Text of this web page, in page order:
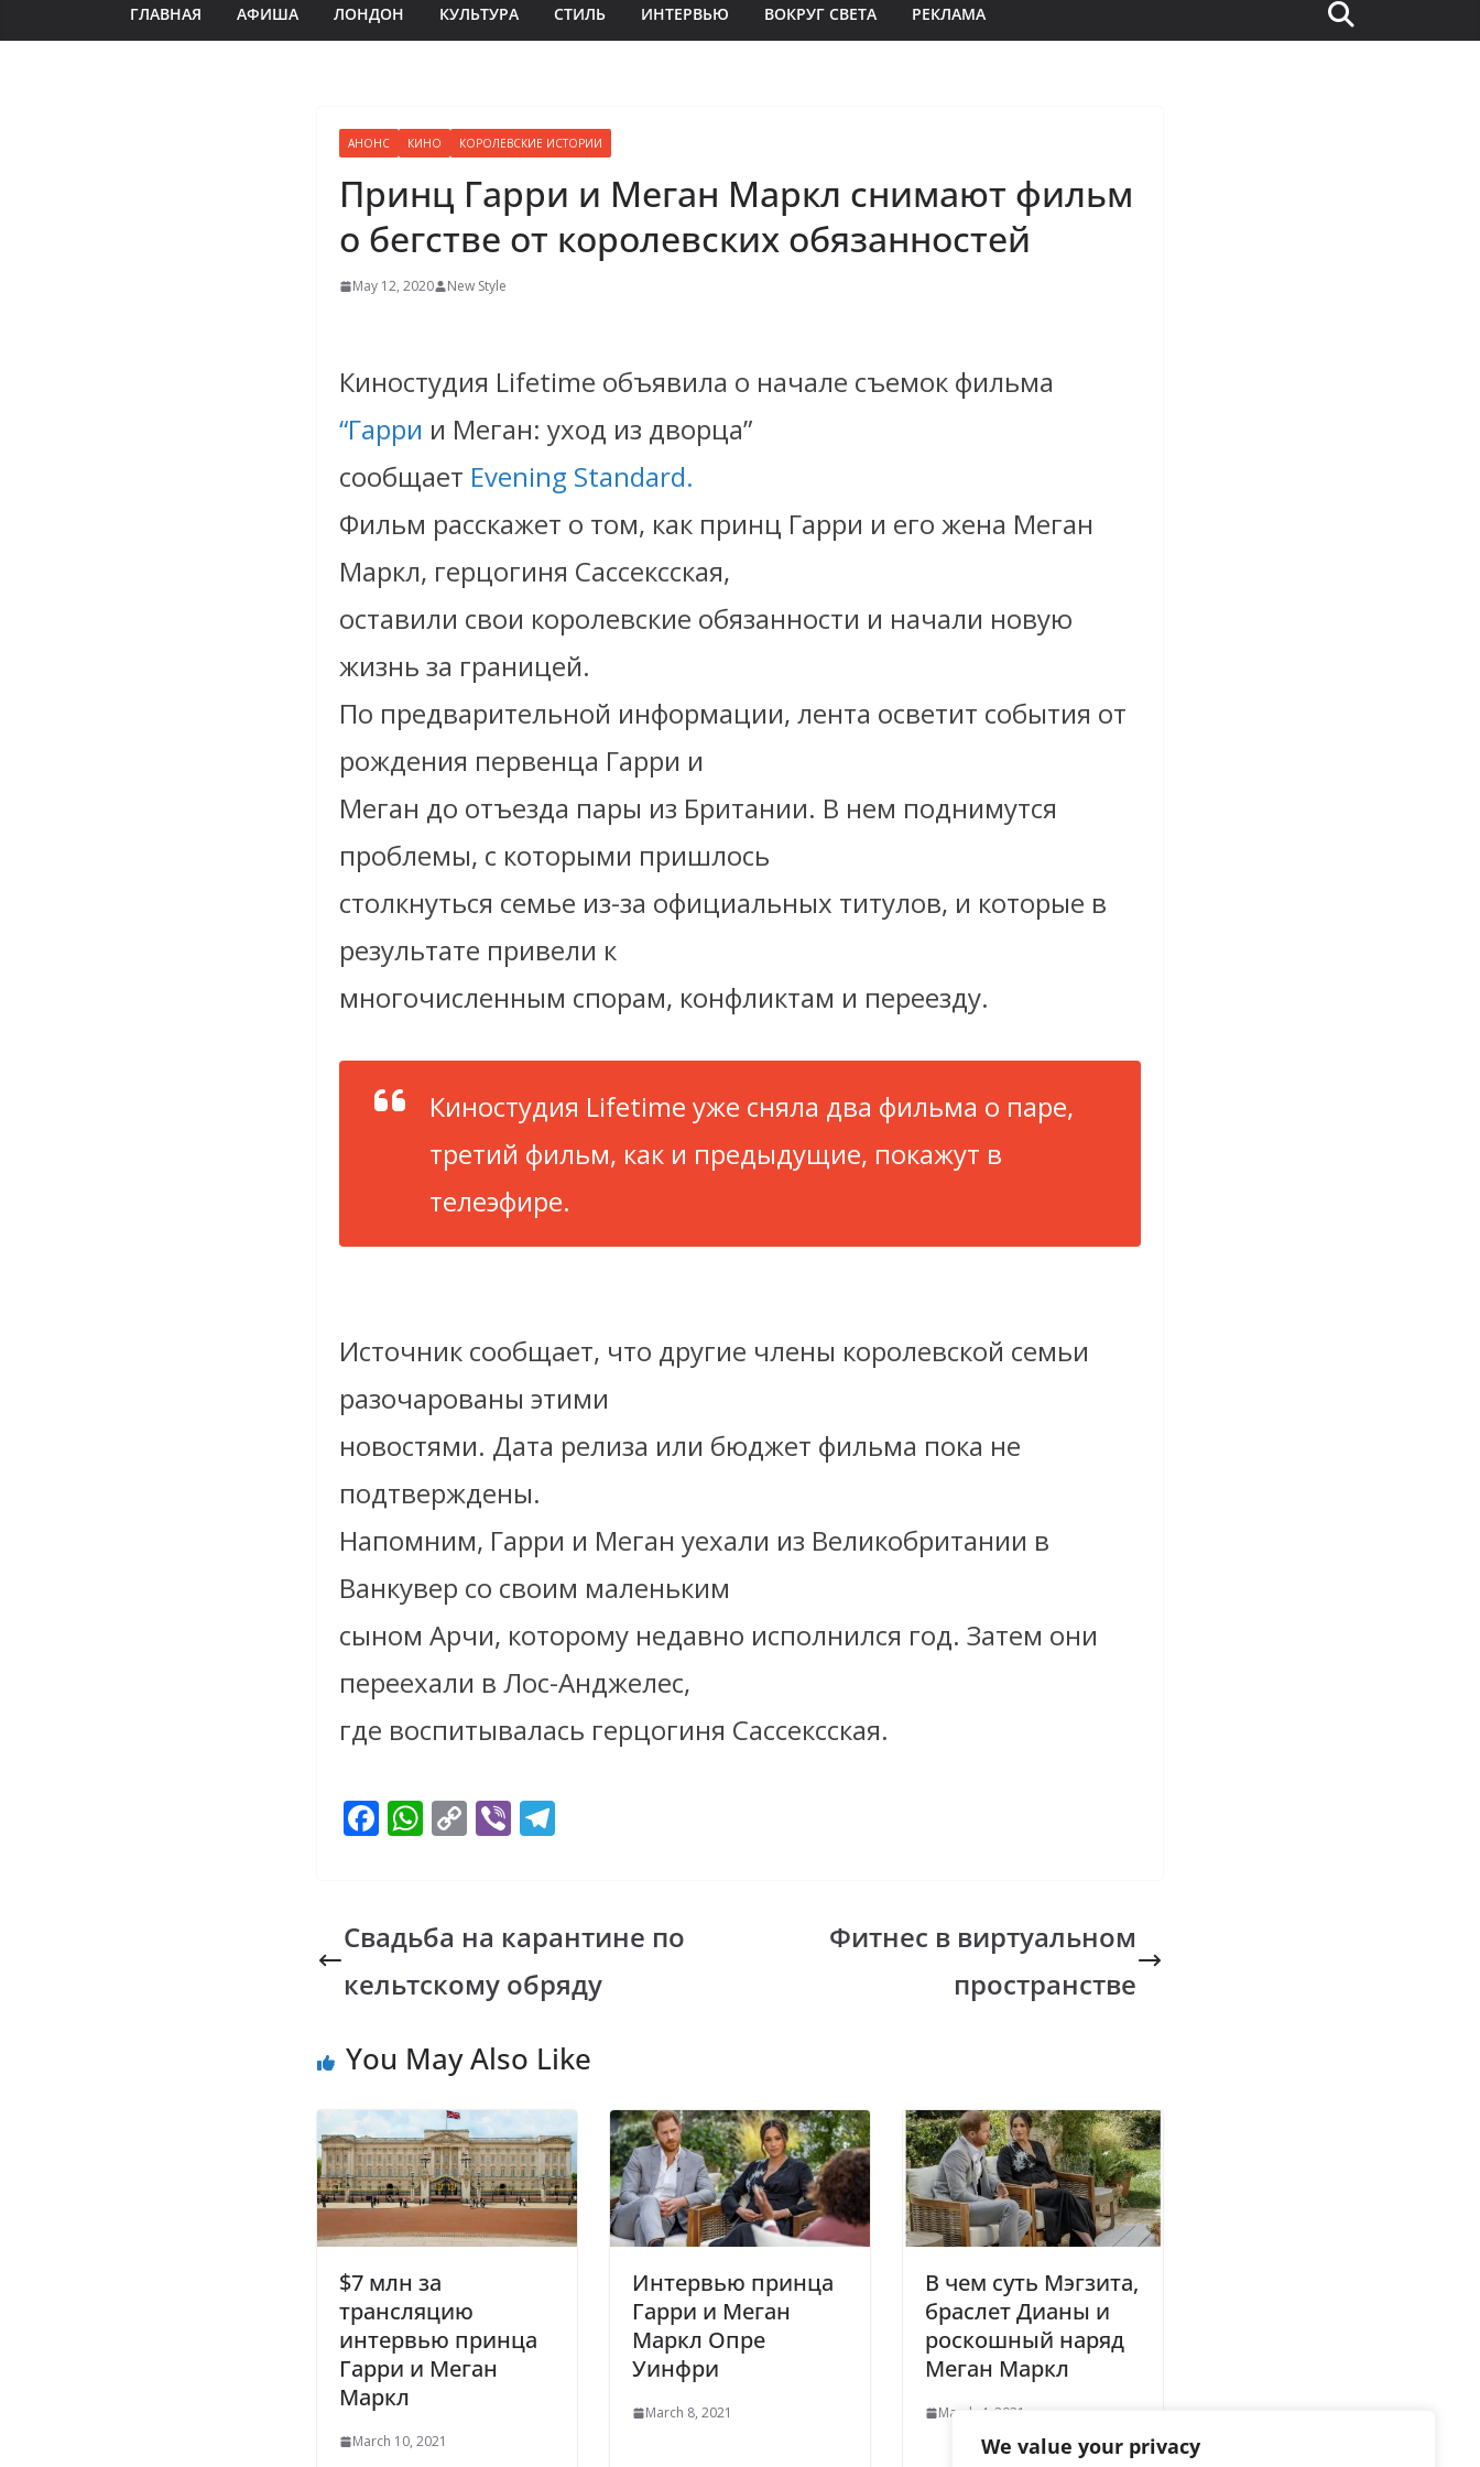
We value your privacy
ГЛАВНАЯ АФИША ЛОНДОН КУЛЬТУРА СТИЛЬ ИНТЕРВЬЮ ВОКРУГ СВЕТА РЕКЛАМА
АНОНС КИНО КОРОЛЕВСКИЕ ИСТОРИИ
Принц Гарри и Меган Маркл снимают фильм
о бегстве от королевских обязанностей
May 12, 2020 New Style
Киностудия Lifetime объявила о начале съемок фильма
“Гарри и Меган: уход из дворца”
сообщает Evening Standard.
Фильм расскажет о том, как принц Гарри и его жена Меган
Маркл, герцогиня Сассексская,
оставили свои королевские обязанности и начали новую
жизнь за границей.
По предварительной информации, лента осветит события от
рождения первенца Гарри и
Меган до отъезда пары из Британии. В нем поднимутся
проблемы, с которыми пришлось
столкнуться семье из-за официальных титулов, и которые в
результате привели к
многочисленным спорам, конфликтам и переезду.
Киностудия Lifetime уже сняла два фильма о паре,
третий фильм, как и предыдущие, покажут в
телеэфире.
Источник сообщает, что другие члены королевской семьи
разочарованы этими
новостями. Дата релиза или бюджет фильма пока не
подтверждены.
Напомним, Гарри и Меган уехали из Великобритании в
Ванкувер со своим маленьким
сыном Арчи, которому недавно исполнился год. Затем они
переехали в Лос-Анджелес,
где воспитывалась герцогиня Сассексская.
F
b
o
o
W
s
A
p
C
y
Li
n
Vi
gr
a
m
Свадьба на карантине по
кельтскому обряду
Фитнес в виртуальном
пространстве
You May Also Like
$7 млн за
трансляцию
интервью принца
Гарри и Меган
Маркл
March 10, 2021
Интервью принца
Гарри и Меган
Маркл Опре
Уинфри
March 8, 2021
В чем суть Мэгзита,
браслет Дианы и
роскошный наряд
Меган Маркл
March 4, 2021